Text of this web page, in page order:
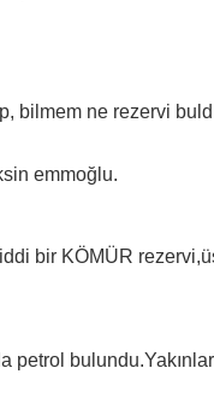
bilmem ne rezervi
emmoğlu.
bir KÖMÜR